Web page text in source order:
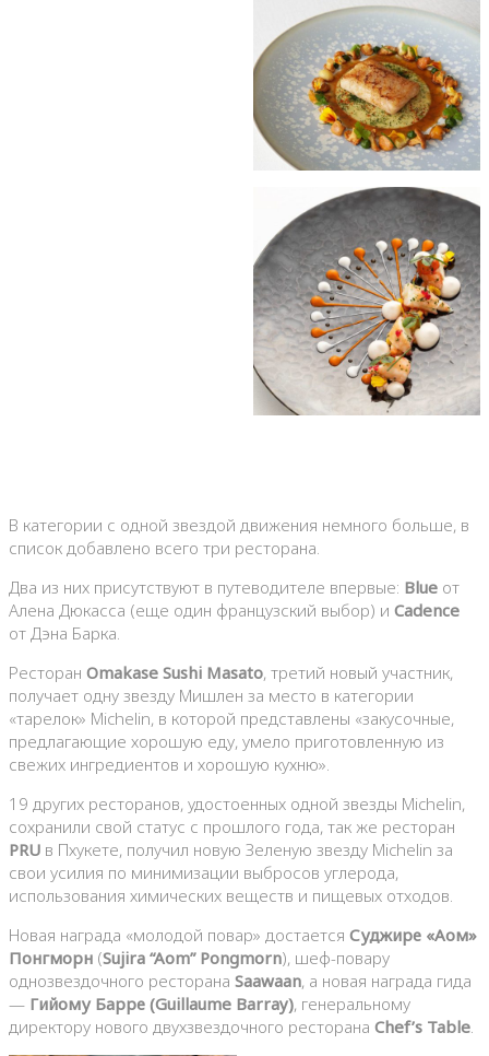
В категории с одной звездой движения немного больше, в
список добавлено всего три ресторана.
Два из них присутствуют в путеводителе впервые: Blue от
Алена Дюкасса (еще один французский выбор) и Cadence
от Дэна Барка.
Ресторан Omakase Sushi Masato, третий новый участник,
получает одну звезду Мишлен за место в категории
«тарелок» Michelin, в которой представлены «закусочные,
предлагающие хорошую еду, умело приготовленную из
свежих ингредиентов и хорошую кухню».
19 других ресторанов, удостоенных одной звезды Michelin,
сохранили свой статус с прошлого года, так же ресторан
PRU в Пхукете, получил новую Зеленую звезду Michelin за
свои усилия по минимизации выбросов углерода,
использования химических веществ и пищевых отходов.
Новая награда «молодой повар» достается Суджире «Аом»
Понгморн (Sujira “Aom” Pongmorn), шеф-повару
однозвездочного ресторана Saawaan, а новая награда гида
— Гийому Барре (Guillaume Barray), генеральному
директору нового двухзвездочного ресторана Chef’s Table